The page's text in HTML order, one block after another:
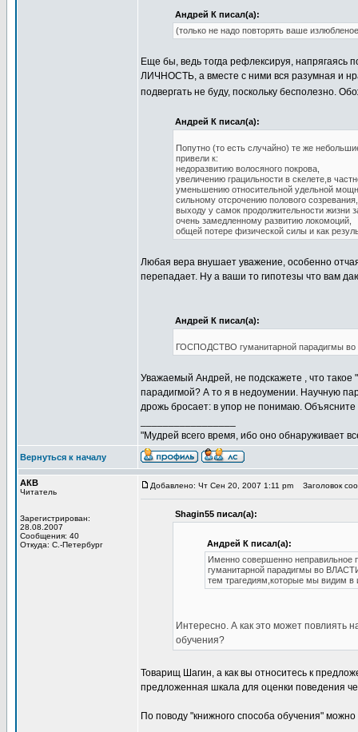
Андрей К писал(а):
(только не надо повторять ваше
Еще бы, ведь тогда рефлексируя,
ЛИЧНОСТЬ, а вместе с ними вся разумная и
подвергать не буду, поскольку бесполезно.
Андрей К писал(а):
Попутно (то есть случайно) те же
привели к:
недоразвитию волосяного покрова,
увеличению грацильности в скелете,в
уменьшению относительной удельной
сильному отсрочению полового созревания,
выходу у самок продолжительности жизни
очень замедленному развитию локомоций,
общей потере физической силы и как
Любая вера внушает уважение, особенно
перепадает. Ну а ваши то гипотезы что вам
Андрей К писал(а):
ГОСПОДСТВО гуманитарной парадигмы
Уважаемый Андрей, не подскажете , что такое
парадигмой? А то я в недоумении. Научную
дрожь бросает: в упор не понимаю. Объясните
"Мудрей всего время, ибо оно обнаруживает
Вернуться к началу
АКВ
Читатель
Зарегистрирован:
28.08.2007
Сообщения: 40
Откуда: С.-Петербург
Добавлено: Чт Сен 20, 2007 1:11 pm Заголовок
Shagin55 писал(а):
Андрей К писал(а):
Именно совершенно
гуманитарной парадигмы во
тем трагедиям,которые мы видим в
Интересно. А как это может повлиять
обучения?
Товарищ Шагин, а как вы относитесь к
предложенная шкала для оценки поведения
По поводу "книжного способа обучения"